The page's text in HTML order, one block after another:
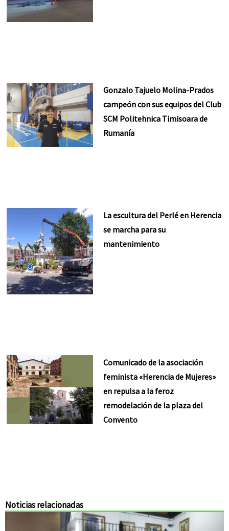
Gonzalo Tajuelo Molina-Prados
campeón con sus equipos del Club
SCM Politehnica Timisoara de
Rumanía
La escultura del Perlé en Herencia
se marcha para su
mantenimiento
Comunicado de la asociación
feminista «Herencia de Mujeres»
en repulsa a la feroz
remodelación de la plaza del
Convento
Noticias relacionadas